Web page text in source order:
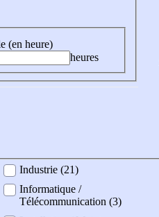
(en heure)
heures
Industrie (21)
Informatique /
Télécommunication (3)